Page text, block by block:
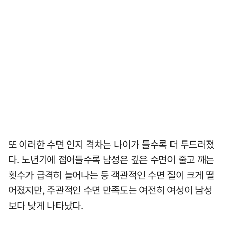
또 이러한 수면 인지 격차는 나이가 들수록 더 두드러졌
다. 노년기에 접어들수록 남성은 깊은 수면이 줄고 깨는
횟수가 급격히 늘어나는 등 객관적인 수면 질이 크게 떨
어졌지만, 주관적인 수면 만족도는 여전히 여성이 남성
보다 낮게 나타났다.